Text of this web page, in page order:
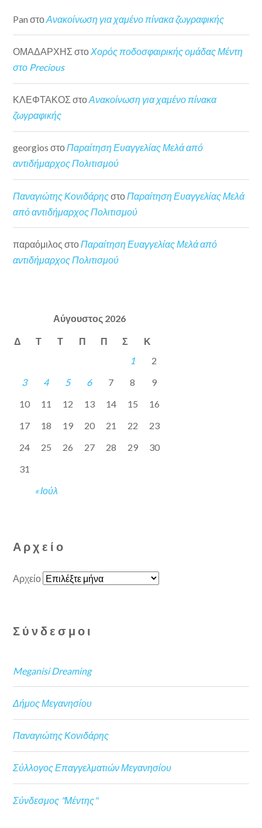
Pan στοΑνακοίνωση για χαμένο πίνακα ζωγραφικής
ΟΜΑΔΑΡΧΗΣ στοΧορός ποδοσφαιρικής ομάδας Μέντη
στο Precious
ΚΛΕΦΤΑΚΟΣ στοΑνακοίνωση για χαμένο πίνακα
ζωγραφικής
georgios στοΠαραίτηση Ευαγγελίας Μελά από
αντιδήμαρχος Πολιτισμού
Παναγιώτης Κονιδάρηςστο Παραίτηση Ευαγγελίας Μελά
από αντιδήμαρχος Πολιτισμού
παραόμιλος στο Παραίτηση Ευαγγελίας Μελά από
αντιδήμαρχος Πολιτισμού
Αύγουστος 2026
Δ Τ Τ Π Π Σ Κ
« Ιούλ
1
2
3
4 5 6 7 8
9
10
11 12 13 14 15
16
17
18 19 20 21 22
23
24
25 26 27 28 29
30
31
Αρχείο
Αρχείο
Σύνδεσμοι
Meganisi Dreaming
Δήμος Μεγανησίου
Παναγιώτης Κονιδάρης
Σύλλογος Επαγγελματιών Μεγανησίου
Σύνδεσμος "Μέντης"